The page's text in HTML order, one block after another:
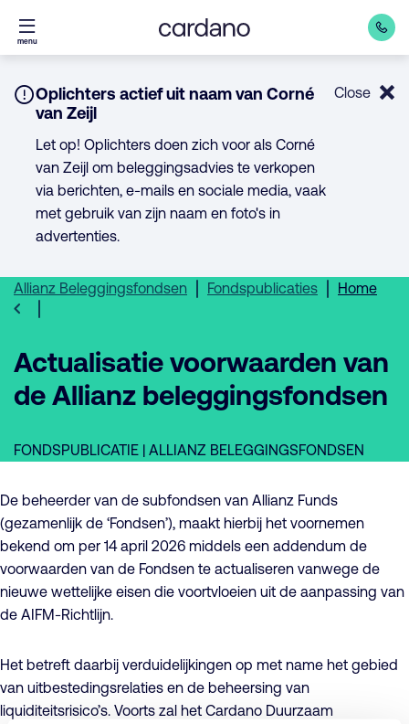
Direct
naar
menu
Notice:
Oplichters actief uit naam van Corné
van Zeijl
Let op! Oplichters doen zich voor als Corné
van Zeijl om beleggingsadvies te verkopen
via berichten, e-mails en sociale media, vaak
met gebruik van zijn naam en foto's in
advertenties.
Close
Home
Fondspublicaties
Allianz Beleggingsfondsen
Actualisatie voorwaarden van
de Allianz beleggingsfondsen
FONDSPUBLICATIE | ALLIANZ BELEGGINGSFONDSEN
De beheerder van de subfondsen van Allianz Funds
(gezamenlijk de ‘Fondsen’), maakt hierbij het voornemen
bekend om per 14 april 2026 middels een addendum de
voorwaarden van de Fondsen te actualiseren vanwege de
nieuwe wettelijke eisen die voortvloeien uit de aanpassing van
de AIFM-Richtlijn.
Het betreft daarbij verduidelijkingen op met name het gebied
van uitbestedingsrelaties en de beheersing van
liquiditeitsrisico’s. Voorts zal het Cardano Duurzaam